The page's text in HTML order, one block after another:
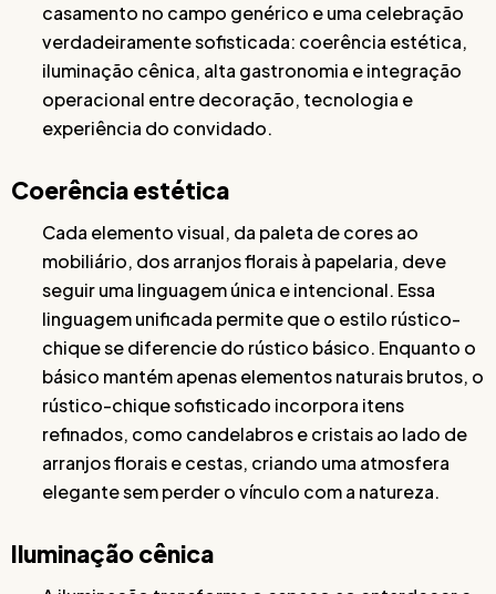
casamento no campo genérico e uma celebração
verdadeiramente sofisticada: coerência estética,
iluminação cênica, alta gastronomia e integração
operacional entre decoração, tecnologia e
experiência do convidado.
Coerência estética
Cada elemento visual, da paleta de cores ao
mobiliário, dos arranjos florais à papelaria, deve
seguir uma linguagem única e intencional. Essa
linguagem unificada permite que o estilo rústico-
chique se diferencie do rústico básico. Enquanto o
básico mantém apenas elementos naturais brutos, o
rústico-chique sofisticado incorpora itens
refinados, como candelabros e cristais ao lado de
arranjos florais e cestas, criando uma atmosfera
elegante sem perder o vínculo com a natureza.
Iluminação cênica